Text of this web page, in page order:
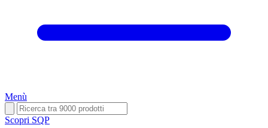
Menù
Scopri SQP